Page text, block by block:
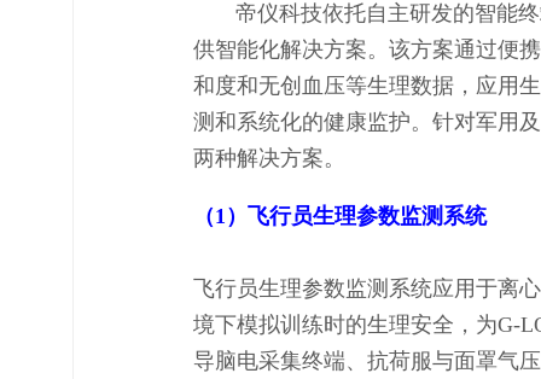
帝仪科技依托自主研发的智能终
供智能化解决方案。该方案通过便
和度和无创血压等生理数据，应用
测和系统化的健康监护。针对军用
两种解决方案。
（1）飞行员生理参数监测系统
飞行员生理参数监测系统应用于离
境下模拟训练时的生理安全，为G-
导脑电采集终端、抗荷服与面罩气